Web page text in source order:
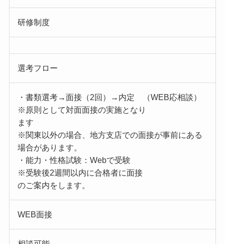
研修制度
選考フロー
・書類選考→面接（2回）→内定 （WEB応相談）
※原則として対面面接の実施となり
ます
※関東以外の場合、地方支店での面接が事前にある
場合があります。
・能力・性格試験：Webで受験
※受験後2週間以内に合格者に面接
のご案内をします。
WEB面接